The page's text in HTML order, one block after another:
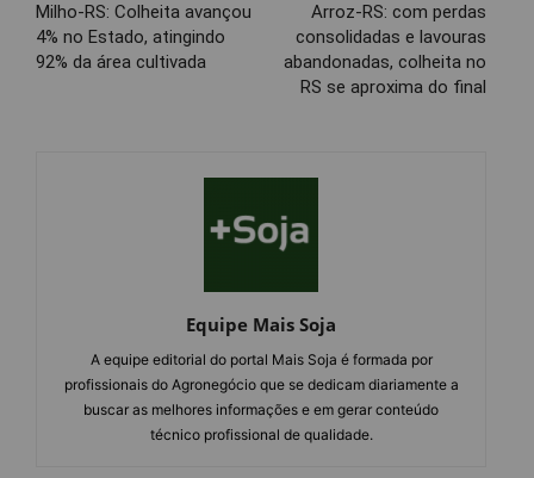
Milho-RS: Colheita avançou
4% no Estado, atingindo
92% da área cultivada
Arroz-RS: com perdas
consolidadas e lavouras
abandonadas, colheita no
RS se aproxima do final
Equipe Mais Soja
A equipe editorial do portal Mais Soja é formada por
profissionais do Agronegócio que se dedicam diariamente a
buscar as melhores informações e em gerar conteúdo
técnico profissional de qualidade.